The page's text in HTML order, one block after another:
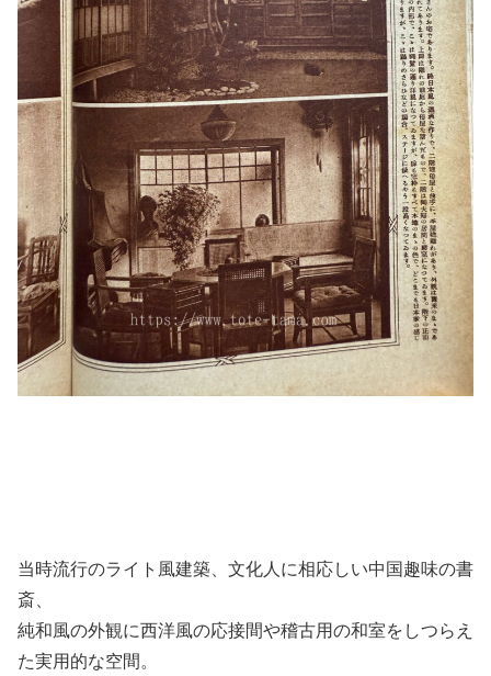
当時流行のライト風建築、文化人に相応しい中国趣味の書
斎、
純和風の外観に西洋風の応接間や稽古用の和室をしつらえ
た実用的な空間。